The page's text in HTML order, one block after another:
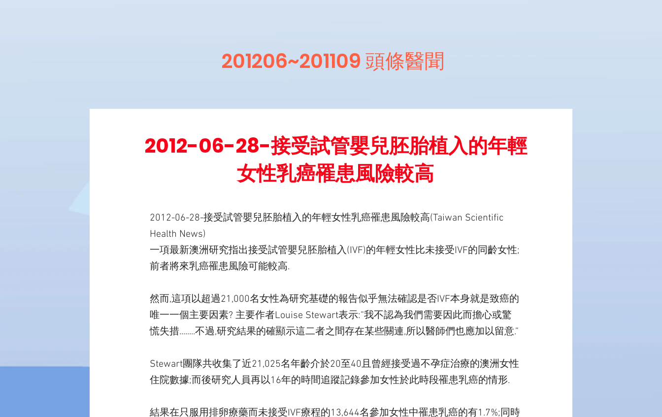
201206~201109 頭條醫聞
2012-06-28-接受試管嬰兒胚胎植入的年輕
女性乳癌罹患風險較高
2012-06-28-接受試管嬰兒胚胎植入的年輕女性乳癌罹患風險較高(Taiwan Scientific
Health News)
一項最新澳洲研究指出接受試管嬰兒胚胎植入(IVF)的年輕女性比未接受IVF的同齡女性;
前者將來乳癌罹患風險可能較高.
然而,這項以超過21,000名女性為研究基礎的報告似乎無法確認是否IVF本身就是致癌的
唯一一個主要因素? 主要作者Louise Stewart表示:”我不認為我們需要因此而擔心或驚
慌失措........不過,研究結果的確顯示這二者之間存在某些關連,所以醫師們也應加以留意.”
Stewart團隊共收集了近21,025名年齡介於20至40且曾經接受過不孕症治療的澳洲女性
住院數據;而後研究人員再以16年的時間追蹤記錄參加女性於此時段罹患乳癌的情形.
結果在只服用排卵療藥而未接受IVF療程的13,644名參加女性中罹患乳癌的有1.7%;同時